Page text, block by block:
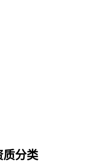
质分类